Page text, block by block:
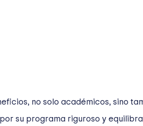
no solo académicos, sino
su programa riguroso y